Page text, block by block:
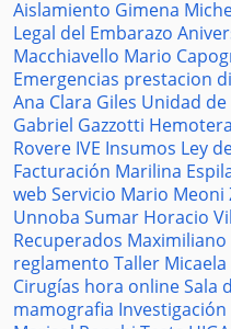
Aislamiento Gimena
Legal del Embarazo
Macchiavello Mario
Emergencias prestacion
Ana Clara Giles Unidad
Gabriel Gazzotti
Rovere IVE Insumos Ley
Facturación Marilina
web Servicio Mario Meoni
Unnoba Sumar Horacio
Recuperados Maximiliano
reglamento Taller
Cirugías hora onlineSala
mamografia Investigación